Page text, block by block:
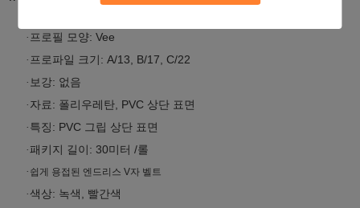
· 프로필 모양: Vee
· 프로파일 크기: A/13, B/17, C/22
· 보강: 없음
· 자료: 폴리우레탄, PVC 상단 표면
· 특징: PVC 그립 상단 표면
·패키지 길이: 30미터 /롤
· 쉽게 용접된 엔드리스 V자 벨트
·색상: 녹색, 빨간색